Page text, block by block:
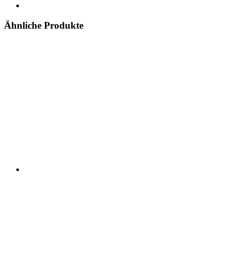
Ähnliche Produkte